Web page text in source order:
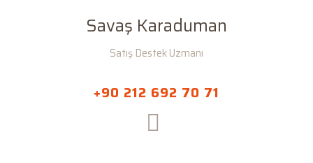
Savaş Karaduman
Satış Destek Uzmanı
+90 212 692 70 71